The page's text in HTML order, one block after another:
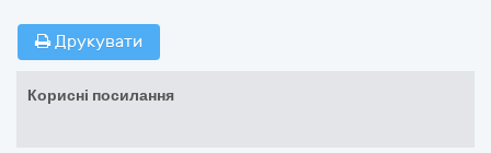
Друкувати
Корисні посилання